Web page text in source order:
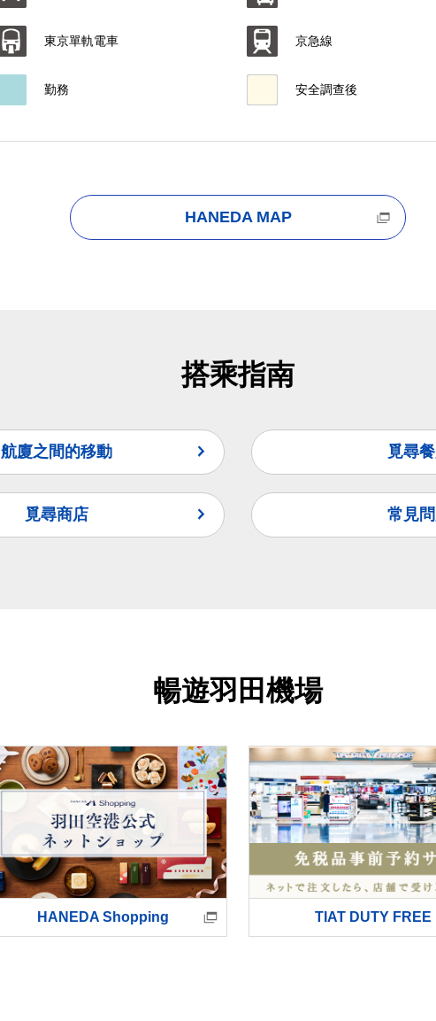
東京單軌電車 京急線
勤務 安全調查後
HANEDA MAP
搭乘指南
航廈之間的移動 覓尋
覓尋商店 常見
暢遊羽田機場
HANEDA Shopping TIAT DUTY FREE